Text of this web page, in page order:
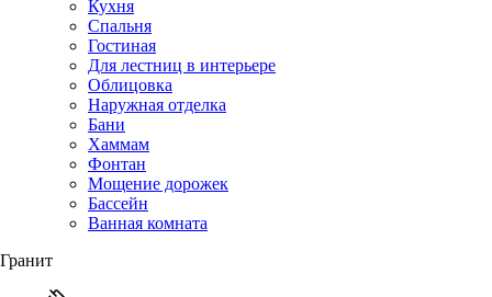
Кухня
Спальня
Гостиная
Для лестниц в интерьере
Облицовка
Наружная отделка
Бани
Хаммам
Фонтан
Мощение дорожек
Бассейн
Ванная комната
Гранит